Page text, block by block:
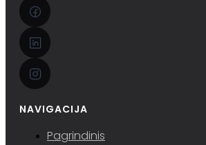
NAVIGACIJA
Pagrindinis